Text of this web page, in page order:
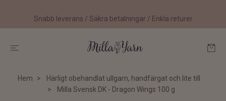
Snabb leverans / Säkra betalningar / Enkla returer
Hem
Härligt obehandlat ullgarn, handfärgat och lite till
Milla Svensk DK - Dragon Wings 100 g